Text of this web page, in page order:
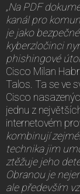
„Na PDF
kanál pro
je jako
kyberzločinci
phishingové
Cisco Milan
Talos. Ta se ve
Cisco
jednu z
internetovém
kombinují
technika jim
ztěžuje jeho
Obranou je
ale především